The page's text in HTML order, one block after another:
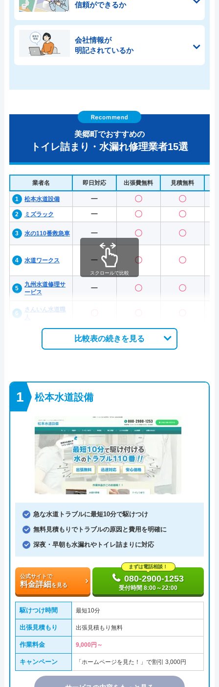
信頼ができるか
会社情報が
明記されているか
美郷町でおすすめの
トイレ詰まり・水漏れ修理業者15選
業者名 即日対応 出張費無料 見積無料
松本水道設備 ー 〇 〇
ミズラック ー 〇 〇
水の110番救急車 ー 〇 〇
水道ワークス ー 〇 〇
九州水道修理サ
ービス
ー 〇 〇
さんいん水道職
スクロールで比較
比較表の続きを見る
松本水道設備
急な水道トラブルに最短10分で駆けつけ
無料見積もりでトラブルの原因と費用を明確に
深夜・早朝も水漏れやトイレ詰まりに対応
公式サイトで
料金詳細を見る
まずは電話相談！
080-2900-1253
受付時間 8:00～22:00
駆けつけ時間 最短10分
出張見積もり 出張見積もり無料
作業料金 9,000円～
キャンペーン 「ホームページを見た！」で割引 3,000円